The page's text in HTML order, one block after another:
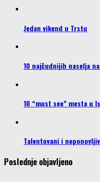
Jedan vikend u Trstu
10 najčudnijih naselja
10 “must see” mesta u
Talentovani i
Poslednje objavljeno